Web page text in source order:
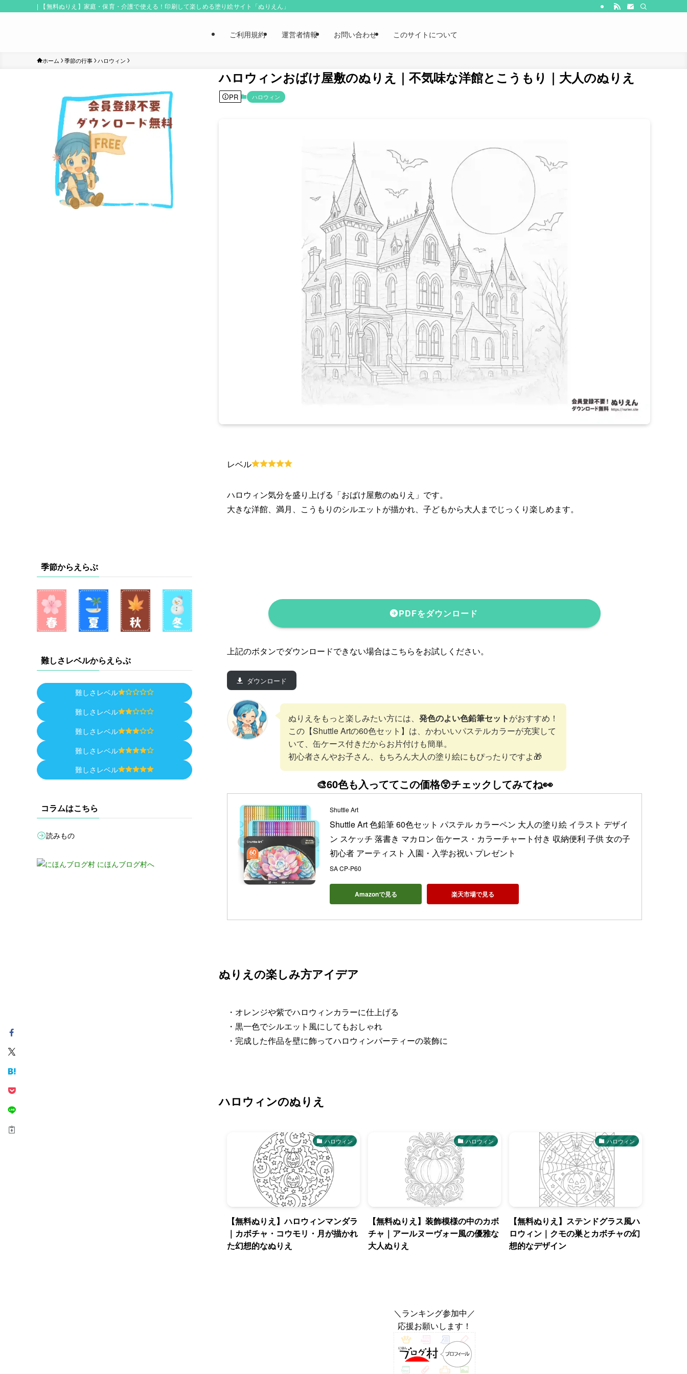
| 【無料ぬりえ】家庭・保育・介護で使える！印刷して楽しめる塗り絵サイト「ぬりえん」
ご利用規約 運営者情報 お問い合わせ このサイトについて
ホーム 季節の行事 ハロウィン
ハロウィンおばけ屋敷のぬりえ｜不気味な洋館とこうもり｜大人のぬりえ
PR ハロウィン
レベル
ハロウィン気分を盛り上げる「おばけ屋敷のぬりえ」です。
大きな洋館、満月、こうもりのシルエットが描かれ、子どもから大人までじっくり楽しめます。
PDFをダウンロード
上記のボタンでダウンロードできない場合はこちらをお試しください。
ダウンロード
ぬりえをもっと楽しみたい方には、 発色のよい色鉛筆セットがおすすめ！
この【Shuttle Artの60色セット】は、かわいいパステルカラーが充実して
いて、缶ケース付きだからお片付けも簡単。
初心者さんやお子さん、もちろん大人の塗り絵にもぴったりですよ🎁
🎨60色も入っててこの価格😲チェックしてみてね👀
Shuttle Art
Shuttle Art 色鉛筆 60色セット パステル カラーペン 大人の塗り絵 イラスト デザイ
ン スケッチ 落書き マカロン 缶ケース・カラーチャート付き 収納便利 子供 女の子
初心者 アーティスト 入園・入学お祝い プレゼント
SA CP-P60
Amazonで見る 楽天市場で見る
ぬりえの楽しみ方アイデア
・オレンジや紫でハロウィンカラーに仕上げる
・黒一色でシルエット風にしてもおしゃれ
・完成した作品を壁に飾ってハロウィンパーティーの装飾に
ハロウィンのぬりえ
ハロウィン
【無料ぬりえ】ハロウィンマンダラ
｜カボチャ・コウモリ・月が描かれ
た幻想的なぬりえ
ハロウィン
【無料ぬりえ】装飾模様の中のカボ
チャ｜アールヌーヴォー風の優雅な
大人ぬりえ
ハロウィン
【無料ぬりえ】ステンドグラス風ハ
ロウィン｜クモの巣とカボチャの幻
想的なデザイン
＼ランキング参加中／
応援お願いします！
季節からえらぶ
難しさレベルからえらぶ
難しさレベル
難しさレベル
難しさレベル
難しさレベル
難しさレベル
コラムはこちら
読みもの